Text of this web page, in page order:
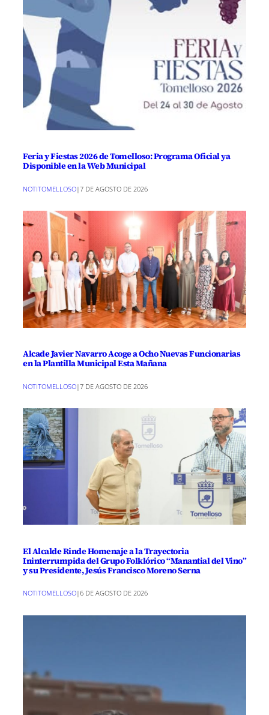
Feria y Fiestas 2026 de Tomelloso: Programa Oficial ya
Disponible en la Web Municipal
NOTITOMELLOSO|7 DE AGOSTO DE 2026
Alcade Javier Navarro Acoge a Ocho Nuevas Funcionarias
en la Plantilla Municipal Esta Mañana
NOTITOMELLOSO|7 DE AGOSTO DE 2026
El Alcalde Rinde Homenaje a la Trayectoria
Ininterrumpida del Grupo Folklórico “Manantial del Vino”
y su Presidente, Jesús Francisco Moreno Serna
NOTITOMELLOSO|6 DE AGOSTO DE 2026